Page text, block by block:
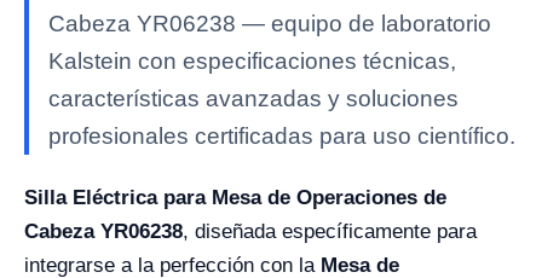
Cabeza YR06238 — equipo de laboratorio
Kalstein con especificaciones técnicas,
características avanzadas y soluciones
profesionales certificadas para uso científico.
Silla Eléctrica para Mesa de Operaciones de
Cabeza YR06238, diseñada específicamente para
integrarse a la perfección con la Mesa de